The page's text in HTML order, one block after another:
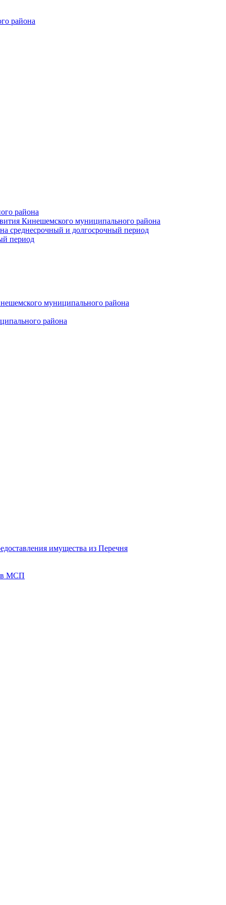
района
района
Кинешемского муниципального района
среднесрочный и долгосрочный период
период
муниципального района
района
имущества из Перечня
МСП